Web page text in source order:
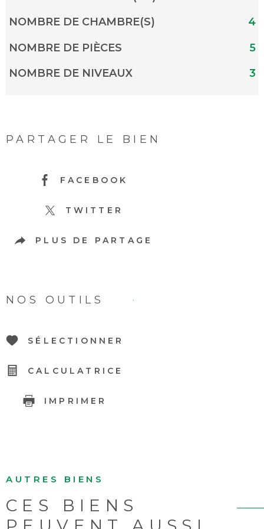
NOMBRE DE CHAMBRE(S)
4
NOMBRE DE PIÈCES
5
NOMBRE DE NIVEAUX
3
PARTAGER LE BIEN
FACEBOOK
TWITTER
PLUS DE PARTAGE
NOS OUTILS
SÉLECTIONNER
CALCULATRICE
IMPRIMER
AUTRES BIENS
CES BIENS